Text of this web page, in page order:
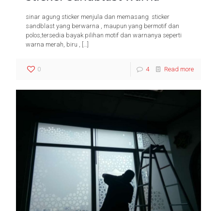
sinar agung sticker menjula dan memasang sticker
sandblast yang berwarna , maupun yang bermotif dan
polos,tersedia bayak pilihan motif dan warnanya seperti
warna merah, biru , […]
0 4 Read more